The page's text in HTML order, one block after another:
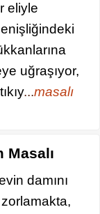
eliyle
uğraşıyor,
...masalı
Masalı
damını